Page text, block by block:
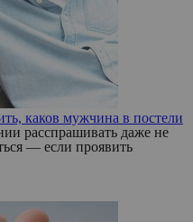
каков мужчина в постели
расспрашивать даже не
— если проявить